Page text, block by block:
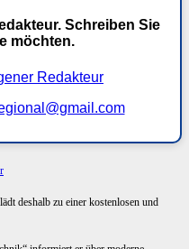
Schreiben Sie
möchten.
deshalb zu einer kostenlosen und